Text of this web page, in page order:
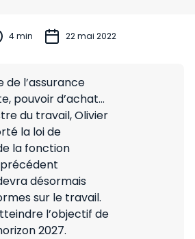
4 min 22 mai 2022
de l’assurance
pouvoir d’achat…
du travail, Olivier
la loi de
la fonction
désormais
sur le travail.
l’objectif de
2027.